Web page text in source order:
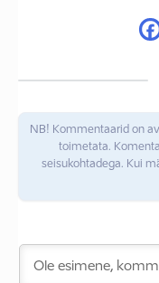
NB! Kommentaarid on
toimetata.
seisukohtadega. Kui